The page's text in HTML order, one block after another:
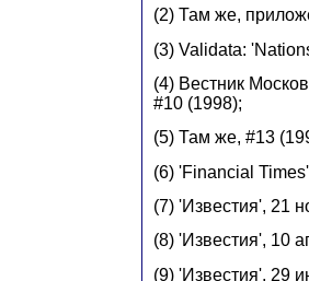
(2) Там же,
(3) Validata:
(4) Вестник
#10 (1998);
(5) Там же, #13
(6) 'Financial
(7) 'Известия', 21
(8) 'Известия', 10
(9) 'Известия', 29